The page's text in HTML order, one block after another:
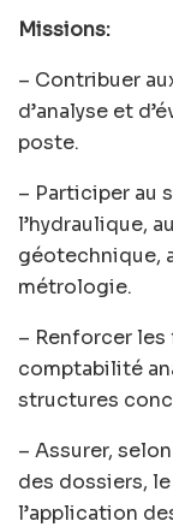
Missions:
– Contribuer
d’analyse et
poste.
– Participer au
l’hydraulique,
géotechnique,
métrologie.
– Renforcer
comptabilité
structures
– Assurer,
des dossiers,
l’application